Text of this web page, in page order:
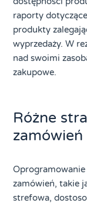
raporty
produkty
wyprzedaży. W
nad swoimi
zakupowe.
Różne
zamówień
zamówień, takie
strefowa,